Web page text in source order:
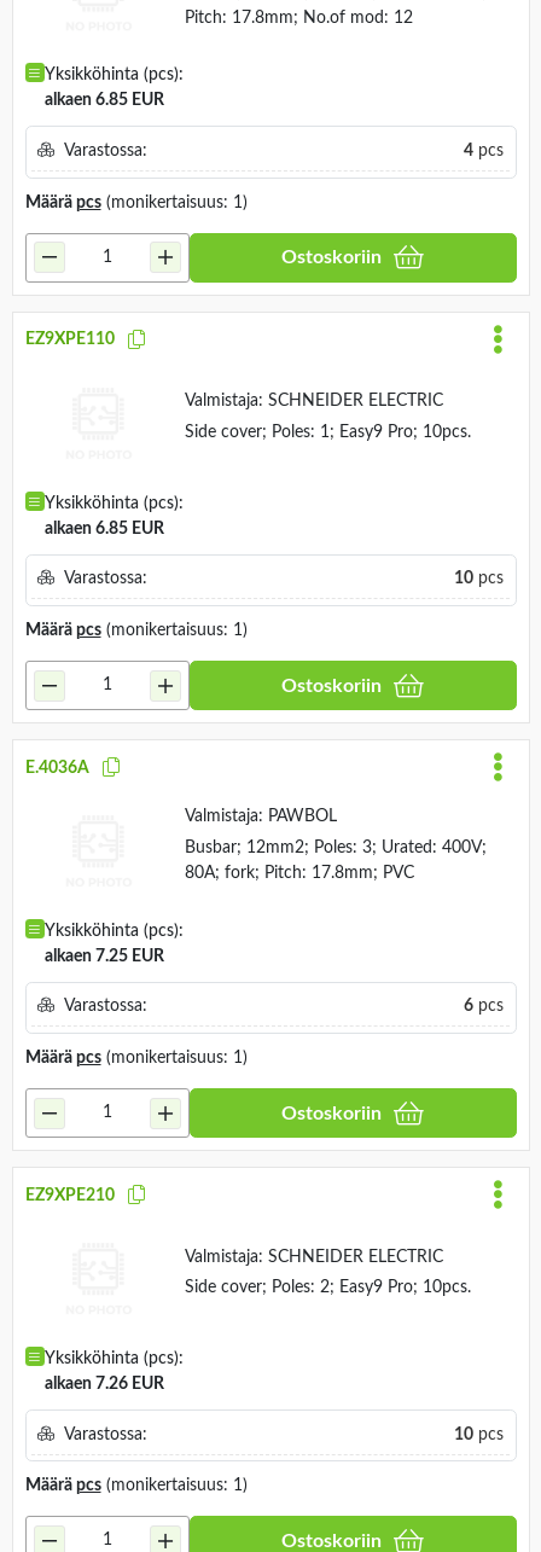
Pitch: 17.8mm; No.of mod: 12
Yksikköhinta (pcs):
alkaen 6.85 EUR
Varastossa: 4pcs
Määrä pcs(monikertaisuus: 1)
Ostoskoriin
EZ9XPE110
Valmistaja: SCHNEIDER ELECTRIC
Side cover; Poles: 1; Easy9 Pro; 10pcs.
Yksikköhinta (pcs):
alkaen 6.85 EUR
Varastossa: 10pcs
Määrä pcs(monikertaisuus: 1)
Ostoskoriin
E.4036A
Valmistaja: PAWBOL
Busbar; 12mm2; Poles: 3; Urated: 400V;
80A; fork; Pitch: 17.8mm; PVC
Yksikköhinta (pcs):
alkaen 7.25 EUR
Varastossa: 6pcs
Määrä pcs(monikertaisuus: 1)
Ostoskoriin
EZ9XPE210
Valmistaja: SCHNEIDER ELECTRIC
Side cover; Poles: 2; Easy9 Pro; 10pcs.
Yksikköhinta (pcs):
alkaen 7.26 EUR
Varastossa: 10pcs
Määrä pcs(monikertaisuus: 1)
Ostoskoriin